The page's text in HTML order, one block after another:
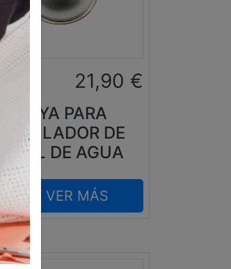
21,90 €
BOYA PARA
REGULADOR DE
NIVEL DE AGUA
VER MÁS